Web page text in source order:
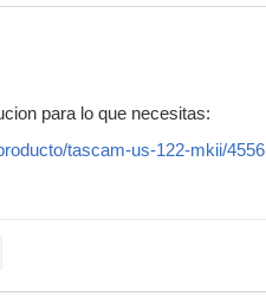
para lo que necesitas:
tascam-us-122-mkii/4556